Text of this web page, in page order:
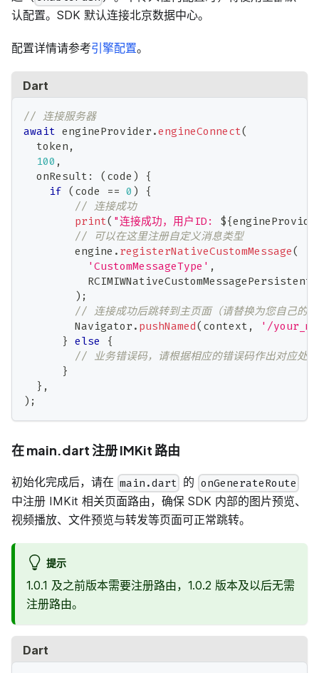
认配置。SDK 默认连接北京数据中心。
配置详情请参考引擎配置。
Dart
// 连接服务器
await engineProvider .engineConnect(
  token
,
100 ,
  onResult
: ( code )
{
if ( code == 0 )
{
// 连接成功
print( "连接成功，用户ID: ${
// 可以在这里注册自定义消息类型
        engine
. registerNativeCustomMessage(
'CustomMessageType' ,
) ;
// 连接成功后跳转到主页面（请替换为您自己的
Navigator . pushNamed( context ,
'/
} else
{
// 业务错误码，请根据相应的错误码作出对应处理
}
} ,
) ;
在 main.dart 注册 IMKit 路由
初始化完成后，请在 main.dart 的 onGenerateRoute
中注册 IMKit 相关页面路由，确保 SDK 内部的图片预览、
视频播放、文件预览与转发等页面可正常跳转。
提示
1.0.1 及之前版本需要注册路由，1.0.2 版本及以后无需
注册路由。
Dart